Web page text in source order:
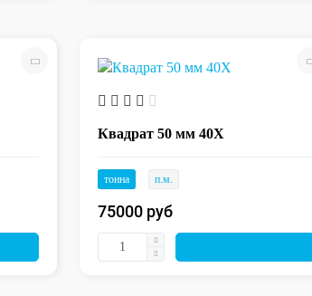
Квадрат 50 мм 40Х
тонна п.м.
75000 руб